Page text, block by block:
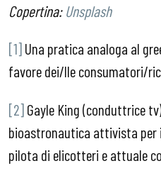
Copertina:Unsplash
[1]Una pratica analoga al
favore dei/lle consumatori/
[2]Gayle King (conduttrice
bioastronautica attivista per
pilota di elicotteri e attuale